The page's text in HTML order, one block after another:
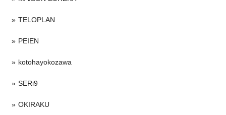
TELOPLAN
PEIEN
kotohayokozawa
SERi9
OKIRAKU